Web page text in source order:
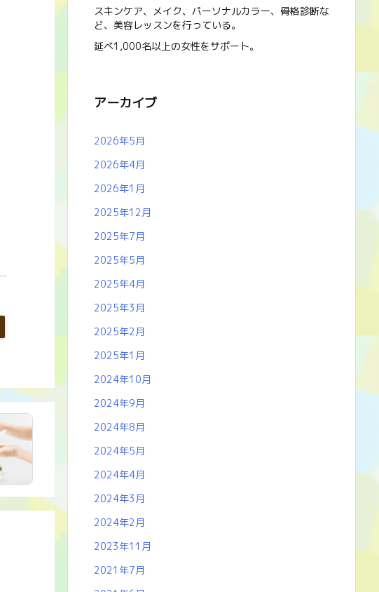
スキンケア、メイク、パーソナルカラー、骨格診断な
ど、美容レッスンを行っている。
延べ1,000名以上の女性をサポート。
アーカイブ
2026年5月
2026年4月
2026年1月
2025年12月
2025年7月
2025年5月
2025年4月
2025年3月
2025年2月
2025年1月
2024年10月
2024年9月
2024年8月
2024年5月
2024年4月
2024年3月
2024年2月
2023年11月
2021年7月